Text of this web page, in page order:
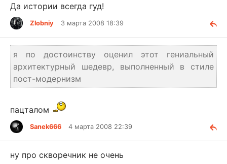
Да истории всегда гуд!
Zlobniy 3 марта 2008 18:39
я по достоинству оценил этот гениальный
архитектурный шедевр, выполненный в стиле
пост-модернизм
пацталом
Sanek666 4 марта 2008 22:39
ну про скворечник не очень